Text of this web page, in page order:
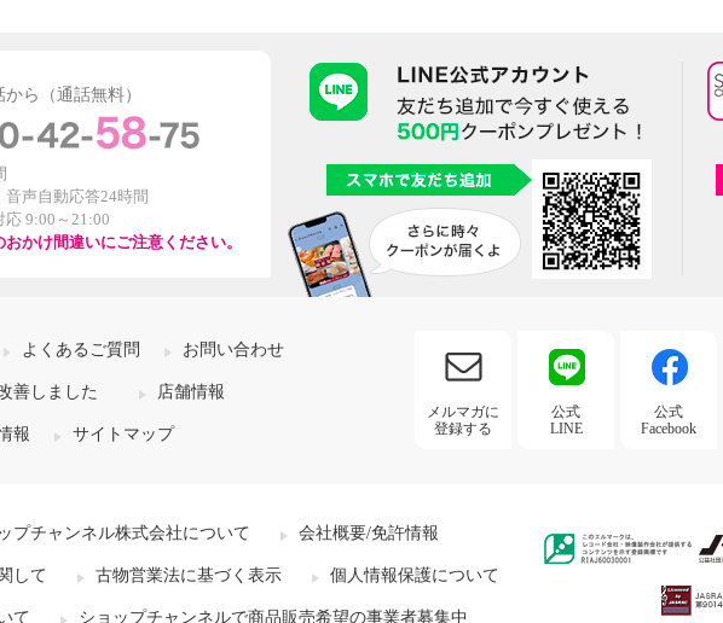
から（通話無料）
音声自動応答24時間
応 9:00～21:00
かけ間違いにご注意ください。
よくあるご質問 お問い合わせ
善しました 店舗情報
報 サイトマップ
メルマガに
登録する
公式
LINE
公式
Facebook
プチャンネル株式会社について 会社概要/免許情報
して 古物営業法に基づく表示 個人情報保護について
て ショップチャンネルで商品販売希望の事業者募集中